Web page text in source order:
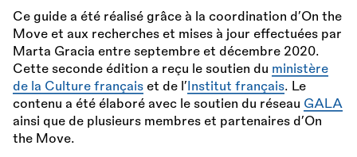
Ce guide a été réalisé grâce à la coordination d’On the
Move et aux recherches et mises à jour effectuées par
Marta Gracia entre septembre et décembre 2020.
Cette seconde édition a reçu le soutien du ministère
de la Culture français et de l’ Institut français. Le
contenu a été élaboré avec le soutien du réseau GALA
ainsi que de plusieurs membres et partenaires d’On
the Move.